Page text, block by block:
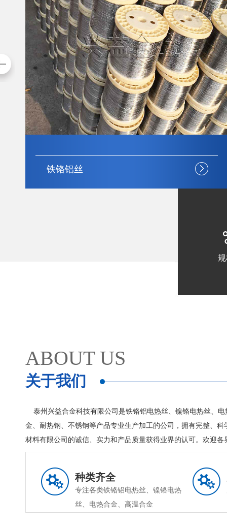
铁
ABOUT US
关于我们
泰州兴益合金科技有限公司是铁铬铝电热丝、镍铬电热丝、
金、耐热钢、不锈钢等产品专业生产加工的公司，拥有完整、
材料有限公司的诚信、实力和产品质量获得业界的认可。欢迎
种类齐全
专注各类铁铬铝电热丝、镍铬电热
丝、电热合金、高温合金